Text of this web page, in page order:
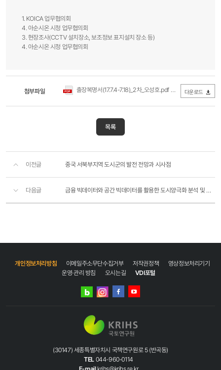
1. KOICA 업무협의회
4. 아순시온 시청 업무협의회
3. 현장조사(CCTV 설치장소, 보조정보 표지설치 장소 등)
4. 아순시온 시청 업무협의회​
첨부파일 출장복명서(17.7.4-7.18)_2차_오성호.pdf (0Byte / 다운로드 340회)
다운로드
목록
이전글 중국 서북부지역 도시군의 발전 전망과 시사점
다음글 금융 빅데이터와 공간 빅데이터를 활용한 도시양극화 분석 및 시뮬레이션
개인정보처리방침 이메일주소무단수집거부 저작권정책
영상정보처리기기
운영·관리 방침
오시는길 VDI포털
네이버
인스타그램
(30147) 세종특별자치시 국책연구원로 5 (반곡동)
TEL 044-960-0114